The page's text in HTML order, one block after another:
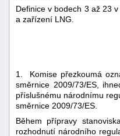
Definice v bodech 3 až 23
a zařízení LNG.
1. Komise přezkoumá
směrnice 2009/73/ES,
příslušnému národnímu
směrnice 2009/73/ES.
Během přípravy
rozhodnutí národního